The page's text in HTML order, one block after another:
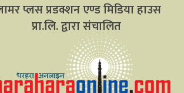
प्लस प्रडक्शन एण्ड मिडिया हाउस
प्रा.लि. द्वारा संचालित